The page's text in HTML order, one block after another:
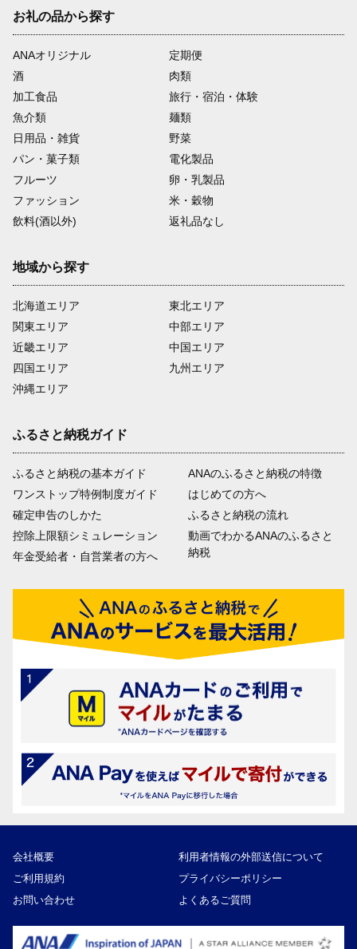
お礼の品から探す
ANAオリジナル
定期便
酒
肉類
加工食品
旅行・宿泊・体験
魚介類
麺類
日用品・雑貨
野菜
パン・菓子類
電化製品
フルーツ
卵・乳製品
ファッション
米・穀物
飲料(酒以外)
返礼品なし
地域から探す
北海道エリア
関東エリア
近畿エリア
四国エリア
沖縄エリア
東北エリア
中部エリア
中国エリア
九州エリア
ふるさと納税ガイド
ふるさと納税の基本ガイド
ワンストップ特例制度ガイド
確定申告のしかた
控除上限額シミュレーション
年金受給者・自営業者の方へ
ANAのふるさと納税の特徴
はじめての方へ
ふるさと納税の流れ
動画でわかるANAのふるさと
納税
会社概要
利用者情報の外部送信について
ご利用規約
プライバシーポリシー
お問い合わせ
よくあるご質問